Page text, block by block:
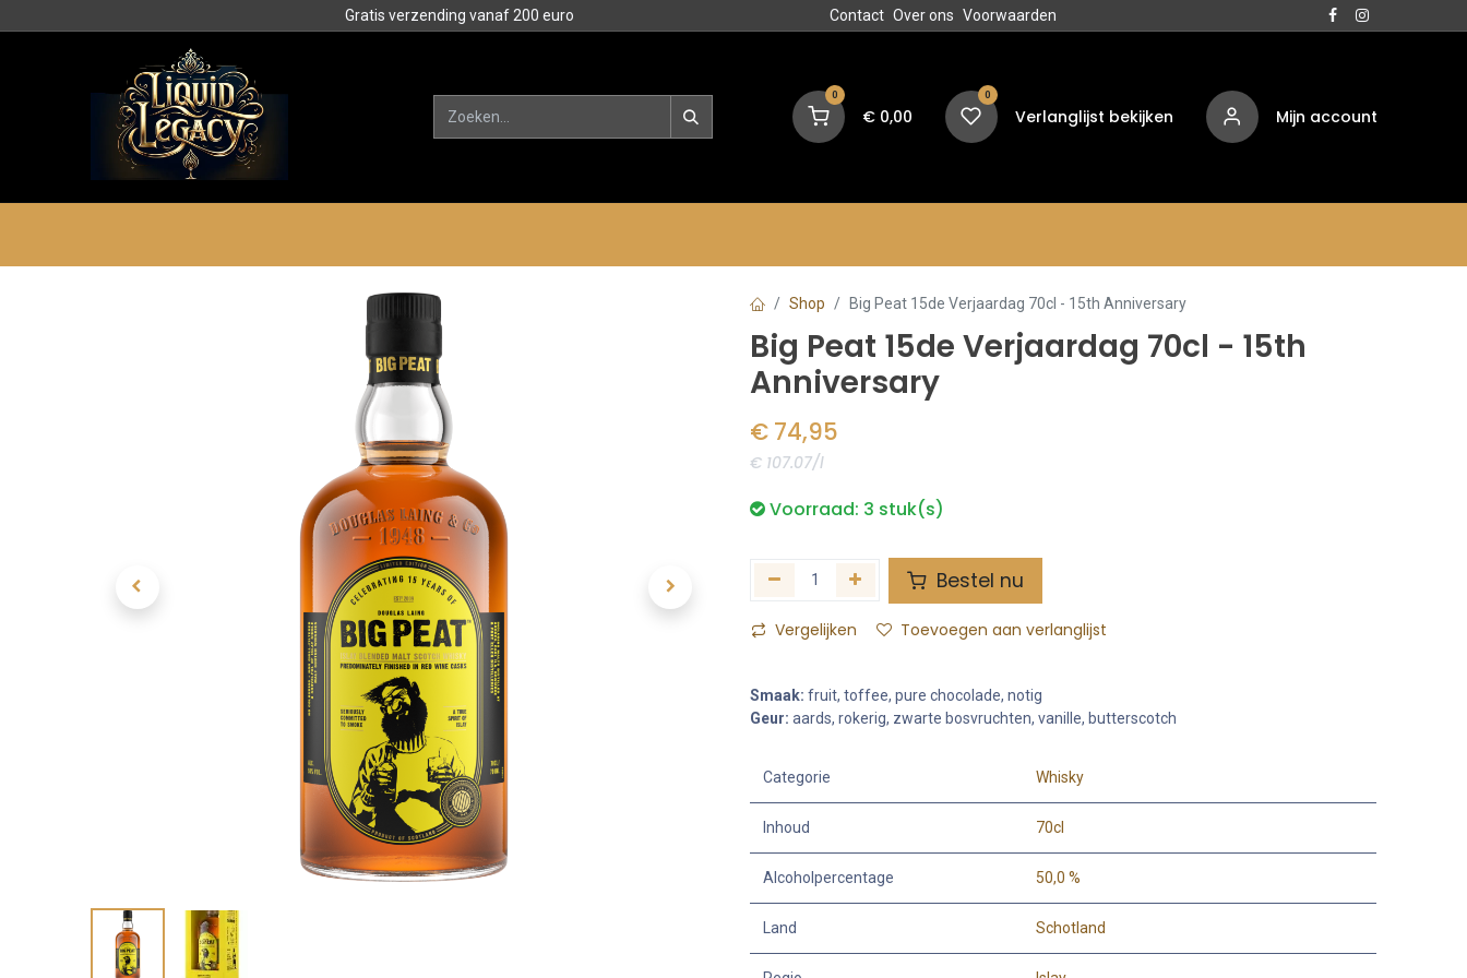
Gratis verzending vanaf 200 euro Contact Over ons Voorwaarden
0
€ 0,00
0
Verlanglijst bekijken Mijn account
Shop Big Peat 15de Verjaardag 70cl - 15th Anniversary
Big Peat 15de Verjaardag 70cl - 15th
Anniversary
€ 74,95
€ 107.07/l
Voorraad: 3 stuk(s)
Bestel nu
Vergelijken Toevoegen aan verlanglijst
Smaak: fruit, toffee, pure chocolade, notig
Geur: aards, rokerig, zwarte bosvruchten, vanille, butterscotch
Categorie Whisky
Inhoud 70cl
Alcoholpercentage 50,0 %
Land Schotland